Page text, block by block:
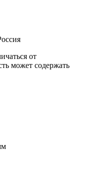
от
может содержать